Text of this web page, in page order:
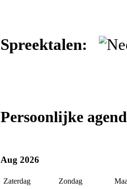
Spreektalen:
Persoonlijke
Aug 2026
Zaterdag Zondag